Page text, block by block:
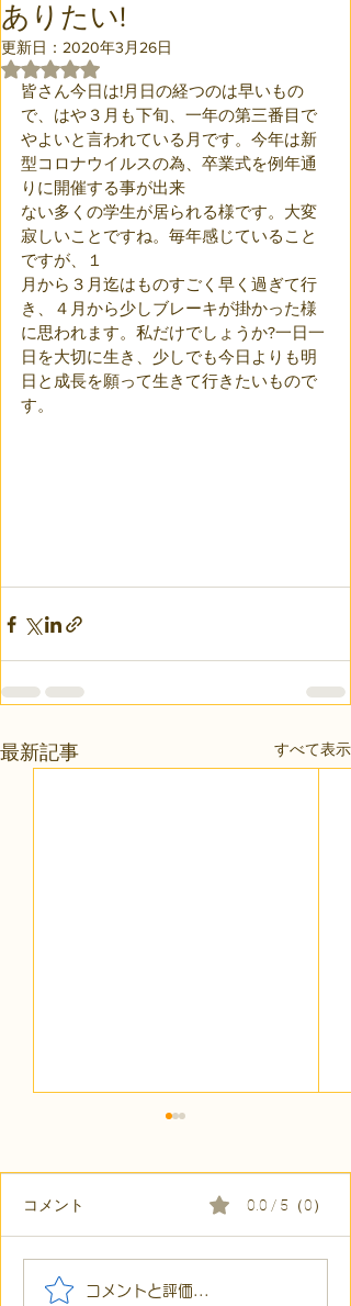
ありたい!
更新日： 2020年3月26日
5つ星のうちNaNと評価されています。
皆さん今日は!月日の経つのは早いもの
で、はや３月も下旬、一年の第三番目で
やよいと言われている月です。今年は新
型コロナウイルスの為、卒業式を例年通
りに開催する事が出来
ない多くの学生が居られる様です。大変
寂しいことですね。毎年感じていること
ですが、１
月から３月迄はものすごく早く過ぎて行
き、４月から少しブレーキが掛かった様
に思われます。私だけでしょうか?一日一
日を大切に生き、少しでも今日よりも明
日と成長を願って生きて行きたいもので
す。
最新記事 すべて表示
【代表ブログ】現在地を
コメント 0.0 / 5（0）
コメントと評価...